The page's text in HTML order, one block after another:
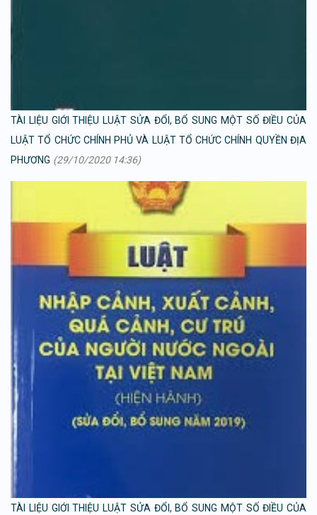
TÀI LIỆU GIỚI THIỆU LUẬT SỬA ĐỔI, BỔ SUNG MỘT SỐ ĐIỀU CỦA
LUẬT TỔ CHỨC CHÍNH PHỦ VÀ LUẬT TỔ CHỨC CHÍNH QUYỀN ĐỊA
PHƯƠNG (29/10/2020 14:36)
TÀI LIỆU GIỚI THIỆU LUẬT SỬA ĐỔI, BỔ SUNG MỘT SỐ ĐIỀU CỦA